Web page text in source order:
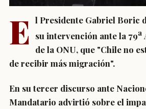
E l Presidente Gabriel Boric
su intervención ante la 79a
de la ONU, que "Chile no
de recibir más migración".
En su tercer discurso ante
Mandatario advirtió sobre el